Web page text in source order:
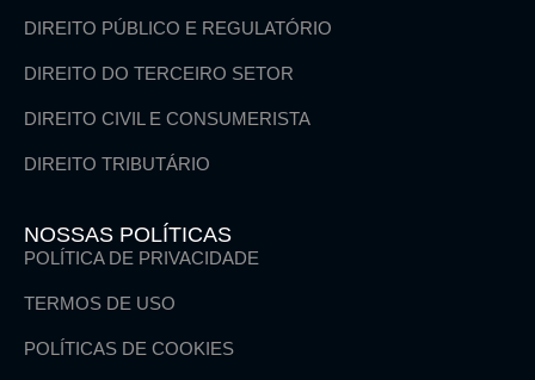
DIREITO PÚBLICO E REGULATÓRIO
DIREITO DO TERCEIRO SETOR
DIREITO CIVIL E CONSUMERISTA
DIREITO TRIBUTÁRIO
NOSSAS POLÍTICAS
POLÍTICA DE PRIVACIDADE
TERMOS DE USO
POLÍTICAS DE COOKIES